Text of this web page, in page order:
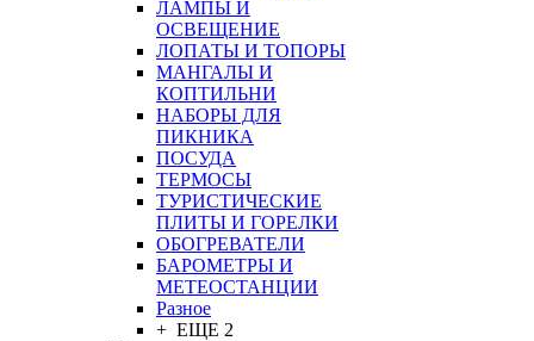
ЛАМПЫ И
ОСВЕЩЕНИЕ
ЛОПАТЫ И ТОПОРЫ
МАНГАЛЫ И
КОПТИЛЬНИ
НАБОРЫ ДЛЯ
ПИКНИКА
ПОСУДА
ТЕРМОСЫ
ТУРИСТИЧЕСКИЕ
ПЛИТЫ И ГОРЕЛКИ
ОБОГРЕВАТЕЛИ
БАРОМЕТРЫ И
МЕТЕОСТАНЦИИ
Разное
+ ЕЩЕ 2